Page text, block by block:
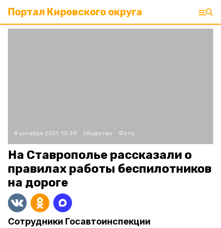
Портал Кировского округа
8 октября 2021, 13:39 Общество Фото:
На Ставрополье рассказали о
правилах работы беспилотников
на дороге
Сотрудники Госавтоинспекции